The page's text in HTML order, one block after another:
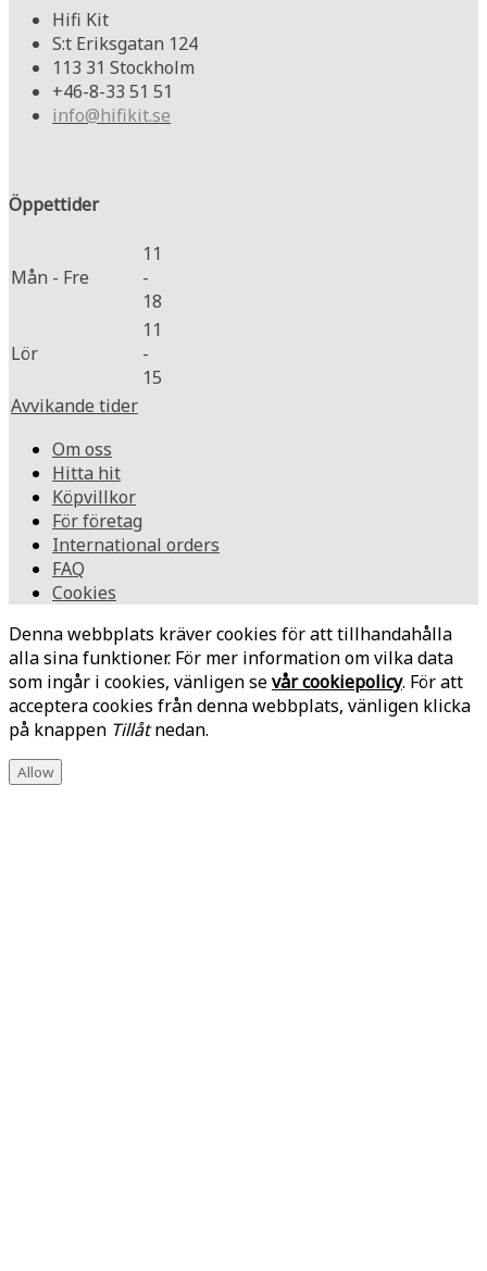
Hifi Kit
S:t Eriksgatan 124
113 31 Stockholm
+46-8-33 51 51
info@hifikit.se
Öppettider
Mån - Fre
11
-
18
Lör
11
-
15
Avvikande tider
Om oss
Hitta hit
Köpvillkor
För företag
International orders
FAQ
Cookies
Denna webbplats kräver cookies för att tillhandahålla
alla sina funktioner. För mer information om vilka data
som ingår i cookies, vänligen sevår cookiepolicy. För att
acceptera cookies från denna webbplats, vänligen klicka
på knappen Tillåtnedan.
Allow